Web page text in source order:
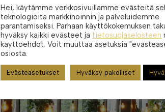
Hei, käytämme verkkosivuillamme evästeitä
teknologioita markkinoinnin ja palveluidemme
parantamiseksi. Parhaan käyttökokemuksen
hyväksy kaikki evästeet ja tietosuojaselosteen
käyttöehdot. Voit muuttaa asetuksia
osiosta.
Evästeasetukset Hyväksy pakolliset